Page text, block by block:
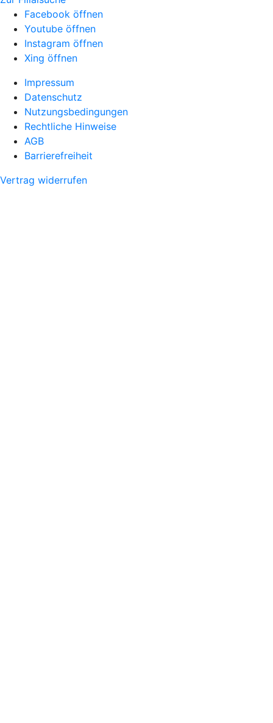
Facebook öffnen
Youtube öffnen
Instagram öffnen
Xing öffnen
Impressum
Datenschutz
Nutzungsbedingungen
Rechtliche Hinweise
AGB
Barrierefreiheit
Vertrag widerrufen